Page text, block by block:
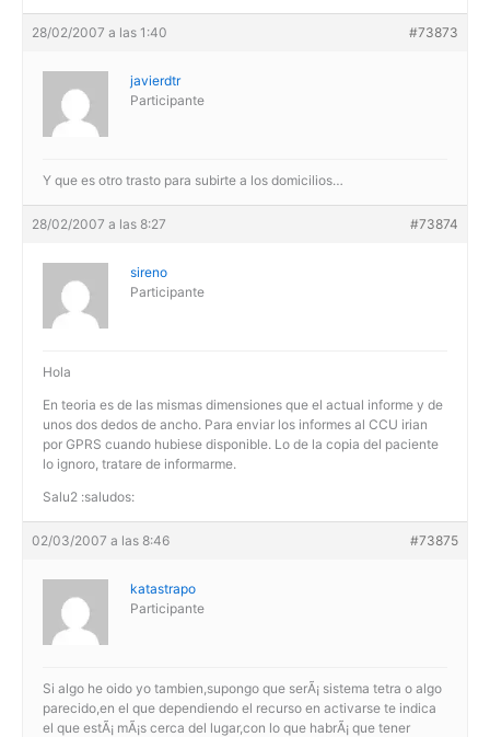
28/02/2007 a las 1:40 #73873
javierdtr
Participante
Y que es otro trasto para subirte a los domicilios…
28/02/2007 a las 8:27 #73874
sireno
Participante
Hola
En teoria es de las mismas dimensiones que el actual informe y de
unos dos dedos de ancho. Para enviar los informes al CCU irian
por GPRS cuando hubiese disponible. Lo de la copia del paciente
lo ignoro, tratare de informarme.
Salu2 :saludos:
02/03/2007 a las 8:46 #73875
katastrapo
Participante
Si algo he oido yo tambien,supongo que serÃ¡ sistema tetra o algo
parecido,en el que dependiendo el recurso en activarse te indica
el que estÃ¡ mÃ¡s cerca del lugar,con lo que habrÃ¡ que tener